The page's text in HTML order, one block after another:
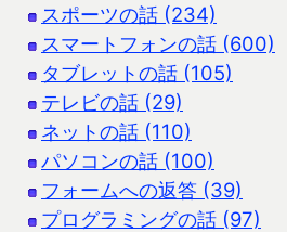
スポーツの話 (234)
スマートフォンの話 (600)
タブレットの話 (105)
テレビの話 (29)
ネットの話 (110)
パソコンの話 (100)
フォームへの返答 (39)
プログラミングの話 (97)